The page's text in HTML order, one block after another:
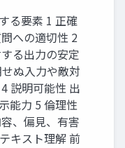
る要素 1 正確
への適切性 2
る出力の安定
ぬ入力や敵対
説明可能性 出
能力 5 倫理性
、偏見、有害
キスト理解 前